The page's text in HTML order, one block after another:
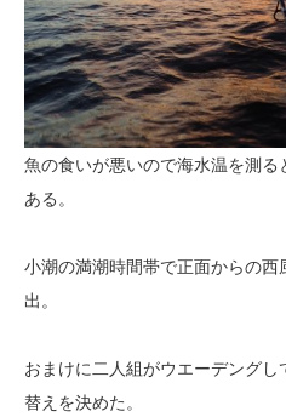
魚の食いが悪いので海水温を測
ある。
小潮の満潮時間帯で正面からの
出。
おまけに二人組がウエーデング
替えを決めた。